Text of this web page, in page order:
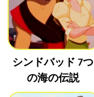
シンドバッド 7つ
の海の伝説